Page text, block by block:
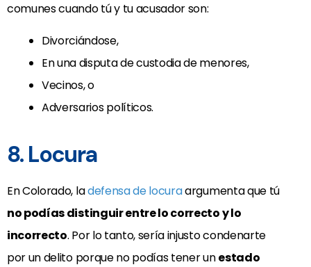
comunes cuando tú y tu acusador son:
Divorciándose,
En una disputa de custodia de menores,
Vecinos, o
Adversarios políticos.
8. Locura
En Colorado, ladefensa de locuraargumenta que tú
no podías distinguir entre lo correcto y lo
incorrecto. Por lo tanto, sería injusto condenarte
por un delito porque no podías tener unestado